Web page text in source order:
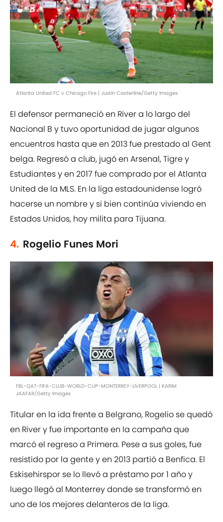
Atlanta United FC v Chicago Fire | Justin Casterline/Getty Images
El defensor permaneció en River a lo largo del
Nacional B y tuvo oportunidad de jugar algunos
encuentros hasta que en 2013 fue prestado al Gent
belga. Regresó a club, jugó en Arsenal, Tigre y
Estudiantes y en 2017 fue comprado por el Atlanta
United de la MLS. En la liga estadounidense logró
hacerse un nombre y si bien continúa viviendo en
Estados Unidos, hoy milita para Tijuana.
4. Rogelio Funes Mori
FBL-QAT-FIFA-CLUB-WORLD-CUP-MONTERREY-LIVERPOOL | KARIM
JAAFAR/Getty Images
Titular en la ida frente a Belgrano, Rogelio se quedó
en River y fue importante en la campaña que
marcó el regreso a Primera. Pese a sus goles, fue
resistido por la gente y en 2013 partió a Benfica. El
Eskisehirspor se lo llevó a préstamo por 1 año y
luego llegó al Monterrey donde se transformó en
uno de los mejores delanteros de la liga.